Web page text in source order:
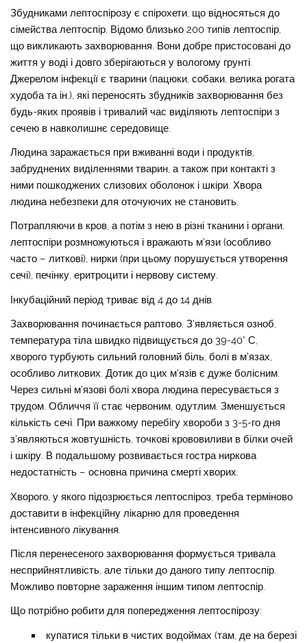
Збудниками лептоспірозу є спірохети, що відносяться до
сімейства лептоспір. Відомо близько 200 типів лептоспір,
що викликають захворювання. Вони добре пристосовані до
життя у воді і довго зберігаються у вологому грунті.
Джерелом інфекції є тварини (пацюки, собаки, велика рогата
худоба та ін.), які переносять збудників захворювання без
будь-яких проявів і тривалий час виділяють лептоспіри з
сечею в навколишнє середовище.
Людина заражається при вживанні води і продуктів,
забруднених виділеннями тварин, а також при контакті з
ними пошкоджених слизових оболонок і шкіри. Хвора
людина небезпеки для оточуючих не становить.
Потрапляючи в кров, а потім з нею в різні тканини і органи,
лептоспіри розмножуються і вражають м’язи (особливо
часто – литкові), нирки (при цьому порушується утворення
сечі), печінку, еритроцити і нервову систему.
Інкубаційний період триває від 4 до 14 днів.
Захворювання починається раптово. З’являється озноб,
температура тіла швидко підвищується до 39-40° С,
хворого турбують сильний головний біль, болі в м’язах,
особливо литкових. Дотик до цих м’язів є дуже болісним.
Через сильні м’язові болі хвора людина пересувається з
трудом. Обличчя її стає червоним, одутлим. Зменшується
кількість сечі. При важкому перебігу хвороби з 3-5-го дня
з’являються жовтушність, точкові крововиливи в білки очей
і шкіру. В подальшому розвивається гостра ниркова
недостатність – основна причина смерті хворих.
Хворого, у якого підозрюється лептоспіроз, треба терміново
доставити в інфекційну лікарню для проведення
інтенсивного лікування.
Після перенесеного захворювання формується тривала
несприйнятливість, але тільки до даного типу лептоспір.
Можливо повторне зараження іншим типом лептоспір.
Що потрібно робити для попередження лептоспірозу:
купатися тільки в чистих водоймах (там, де на березі